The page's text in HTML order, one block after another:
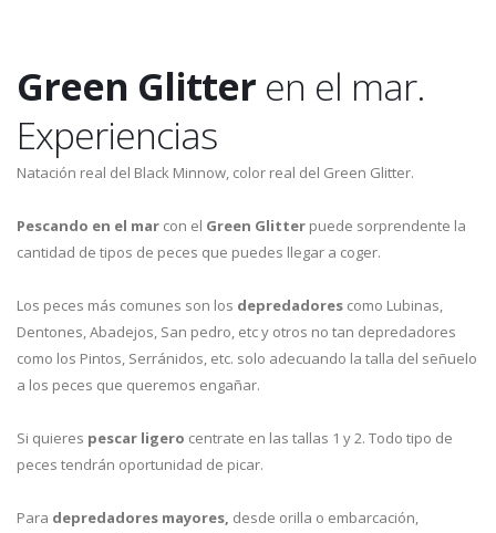
Green Glitter en el mar.
Experiencias
Natación real del Black Minnow, color real del Green Glitter.
Pescando en el mar con el Green Glitter puede sorprendente la
cantidad de tipos de peces que puedes llegar a coger.
Los peces más comunes son los depredadores como Lubinas,
Dentones, Abadejos, San pedro, etc y otros no tan depredadores
como los Pintos, Serránidos, etc. solo adecuando la talla del señuelo
a los peces que queremos engañar.
Si quieres pescar ligero centrate en las tallas 1 y 2. Todo tipo de
peces tendrán oportunidad de picar.
Para depredadores mayores, desde orilla o embarcación,